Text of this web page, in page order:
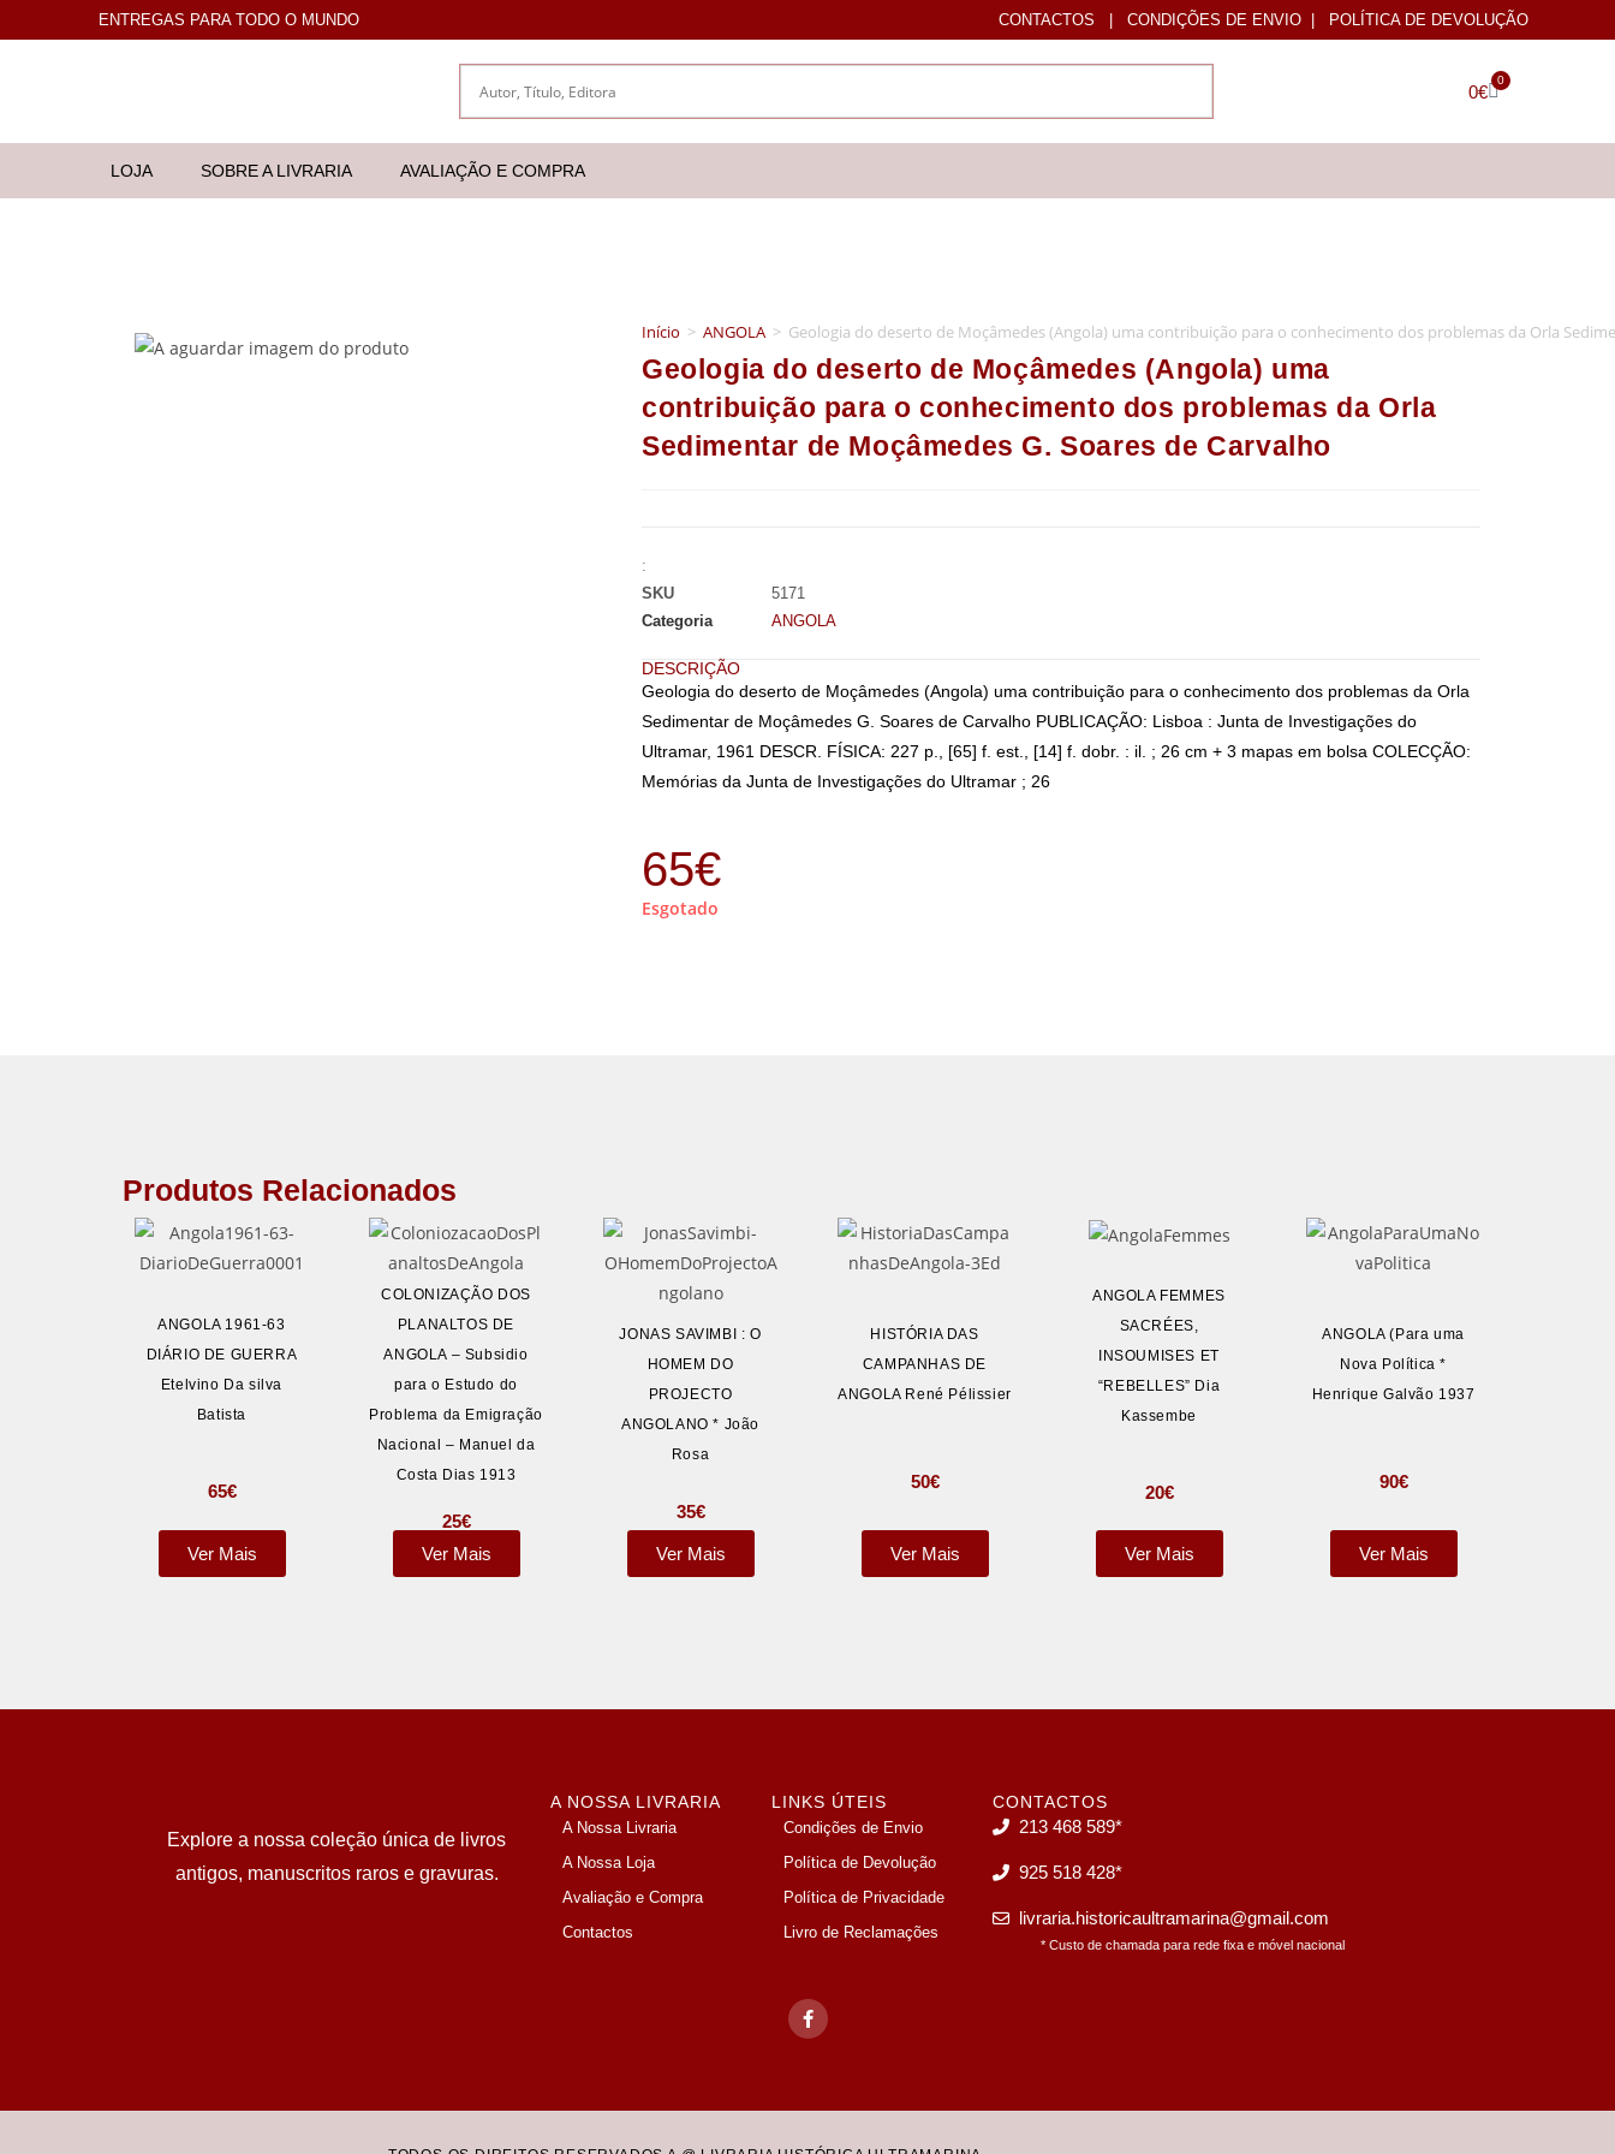
ENTREGAS PARA TODO O MUNDO CONTACTOS | CONDIÇÕES DE ENVIO | POLÍTICA DE DEVOLUÇÃO
0€
0
LOJA SOBRE A LIVRARIA AVALIAÇÃO E COMPRA
Início > ANGOLA > Geologia do deserto de Moçâmedes (Angola) uma contribuição para o conhecimento dos problemas da Orla
Geologia do deserto de Moçâmedes (Angola) uma
contribuição para o conhecimento dos problemas da Orla
Sedimentar de Moçâmedes G. Soares de Carvalho
:
SKU
5171
Categoria
ANGOLA
DESCRIÇÃO
Geologia do deserto de Moçâmedes (Angola) uma contribuição para o conhecimento dos problemas da Orla
Sedimentar de Moçâmedes G. Soares de Carvalho PUBLICAÇÃO: Lisboa : Junta de Investigações do
Ultramar, 1961 DESCR. FÍSICA: 227 p., [65] f. est., [14] f. dobr. : il. ; 26 cm + 3 mapas em bolsa COLECÇÃO:
Memórias da Junta de Investigações do Ultramar ; 26
65€
Esgotado
Produtos Relacionados
ANGOLA 1961-63
DIÁRIO DE GUERRA
Etelvino Da silva
Batista
65€
Ver Mais
COLONIZAÇÃO DOS
PLANALTOS DE
ANGOLA – Subsidio
para o Estudo do
Problema da Emigração
Nacional – Manuel da
Costa Dias 1913
25€
Ver Mais
JONAS SAVIMBI : O
HOMEM DO
PROJECTO
ANGOLANO * João
Rosa
35€
Ver Mais
HISTÓRIA DAS
CAMPANHAS DE
ANGOLA René Pélissier
50€
Ver Mais
ANGOLA FEMMES
SACRÉES,
INSOUMISES ET
“REBELLES” Dia
Kassembe
20€
Ver Mais
ANGOLA (Para uma
Nova Política *
Henrique Galvão 1937
90€
Ver Mais
Explore a nossa coleção única de livros
antigos, manuscritos raros e gravuras.
A NOSSA LIVRARIA
A Nossa Livraria
A Nossa Loja
Avaliação e Compra
Contactos
LINKS ÚTEIS
Condições de Envio
Política de Devolução
Política de Privacidade
Livro de Reclamações
CONTACTOS
213 468 589*
925 518 428*
livraria.historicaultramarina@gmail.com
* Custo de chamada para rede fixa e móvel nacional